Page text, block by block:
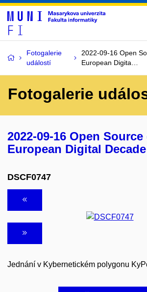
Fotogalerie
událostí
2022-09-16 Open
European Digita…
Fotogalerie
2022-09-16 Open
European Digital Decade
DSCF0747
Jednání v Kybernetickém polygonu